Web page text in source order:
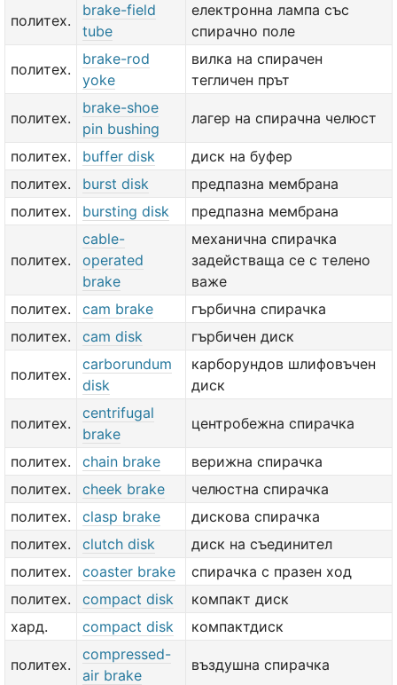
политех.
brake-field
tube
електронна лампа със
спирачно поле
политех.
brake-rod
yoke
вилка на спирачен
тегличен прът
политех.
brake-shoe
pin bushing
лагер на спирачна челюст
политех. buffer disk
диск на буфер
политех.
burst disk
предпазна мембрана
политех.
bursting disk предпазна мембрана
политех.
cable-
operated
brake
механична спирачка
задействаща се с телено
важе
политех.
cam brake
гърбична спирачка
политех.
cam disk гърбичен диск
политех.
carborundum
disk
карборундов шлифовъчен
диск
политех.
centrifugal
brake
центробежна спирачка
политех. chain brake
верижна спирачка
политех.
cheek brake
челюстна спирачка
политех.
clasp brake
дискова спирачка
политех.
clutch disk
диск на съединител
политех.
coaster brake
спирачка с празен ход
политех.
compact disk
компакт диск
хард.
compact disk компактдиск
политех.
compressed-
air brake
въздушна спирачка